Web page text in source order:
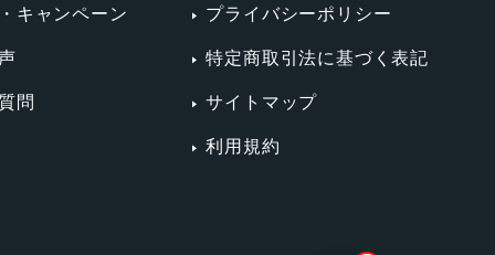
キャンペーン
問
プライバシーポリシー
特定商取引法に基づく表記
サイトマップ
利用規約